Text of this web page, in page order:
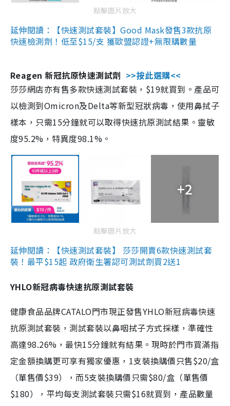
點擊圖片放大
延伸閱讀：【快速測試套裝】Good Mask發售3款抗原
快速檢測劑！低至$15/支 獲歐盟認證+無限購數量
Reagen 新冠抗原快速測試劑 >>按此選購<<
莎莎網店亦有售多款快速測試套裝，$19就買到。產品可
以檢測到Omicron及Delta等新型冠狀病毒，使用鼻拭子
樣本，只需15分鐘就可以取得快速抗原測試結果。靈敏
度95.2%，特異度98.1%。
+2
點擊圖片放大
延伸閱讀：【快速測試套裝】 莎莎開賣6款快速測試套
裝！最平$15起 政府衛生署認可測試劑買2送1
YHLO新冠病毒快速抗原測試套裝
健康食品品牌CATALO門市現正發售YHLO新冠病毒快速
抗原測試套裝，測試套裝以鼻咽拭子方式採樣，準確性
高達98.26%，最快15分鐘就有結果。現時於門市買滿指
定金額換購更可享有獨家優惠，1支裝換購價只售$20/盒
（單售價$39），而5支裝換購價只需$80/盒（單售價
$180），平均每支測試套裝只需$16就買到，產品數量